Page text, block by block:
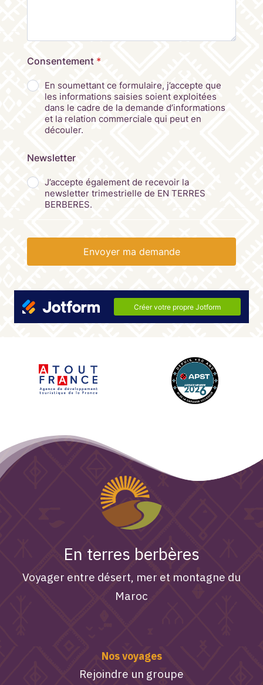
En terres berbères
Voyager entre désert, mer et montagne du
Maroc
Nos voyages
Rejoindre un groupe